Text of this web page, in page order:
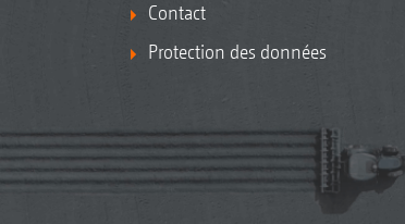
Contact
Protection des données